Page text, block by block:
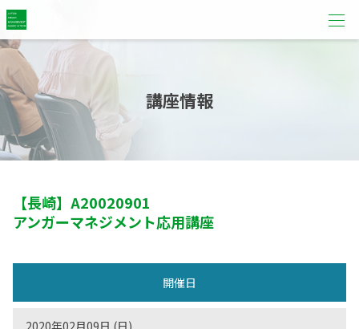
講座情報
【長崎】 A20020901
アンガーマネジメント応用講座
開催日
2020年02月09日 (日)